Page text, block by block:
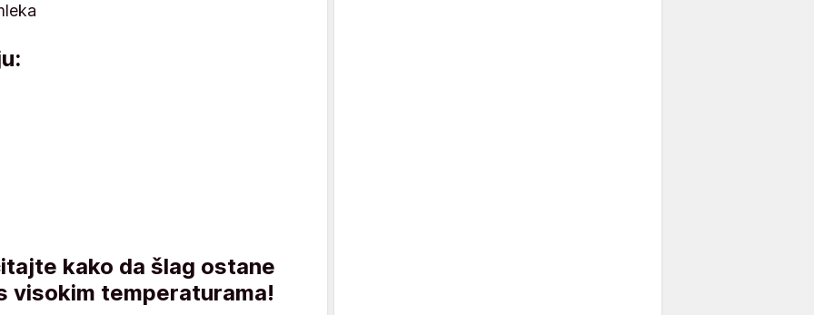
kako da šlag ostane
visokim temperaturama!